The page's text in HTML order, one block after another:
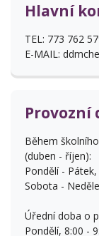
Hlavní
TEL: 773 762
E-MAIL:
Provozní
Během
(duben - říjen):
Pondělí -
Sobota -
Úřední doba o
Pondělí, 8:00 -